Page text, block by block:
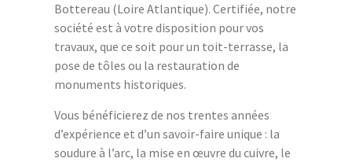
Bottereau (Loire Atlantique). Certifiée, notre
société est à votre disposition pour vos
travaux, que ce soit pour un toit-terrasse, la
pose de tôles ou la restauration de
monuments historiques.
Vous bénéficierez de nos trentes années
d’expérience et d’un savoir-faire unique : la
soudure à l’arc, la mise en œuvre du cuivre, le